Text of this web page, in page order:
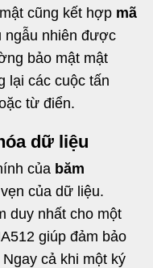
cũng kết hợp mã
ngẫu nhiên được
bảo mật mật
lại các cuộc tấn
từ điển.
dữ liệu
của băm
của dữ liệu.
duy nhất cho một
giúp đảm bảo
cả khi một ký